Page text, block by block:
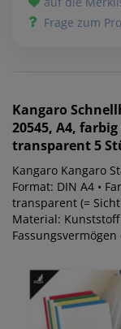
Frage zum
Kangaro
20545, A4,
transparent 5
Kangaro Kangaro
Format: DIN A4 •
transparent (=
Material: